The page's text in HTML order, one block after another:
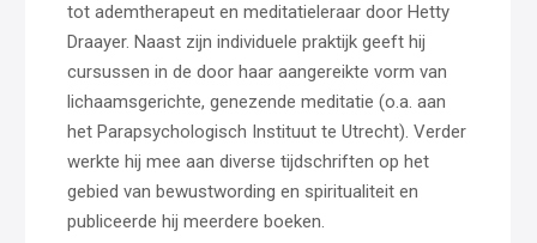
tot ademtherapeut en meditatieleraar door Hetty
Draayer. Naast zijn individuele praktijk geeft hij
cursussen in de door haar aangereikte vorm van
lichaamsgerichte, genezende meditatie (o.a. aan
het Parapsychologisch Instituut te Utrecht). Verder
werkte hij mee aan diverse tijdschriften op het
gebied van bewustwording en spiritualiteit en
publiceerde hij meerdere boeken.